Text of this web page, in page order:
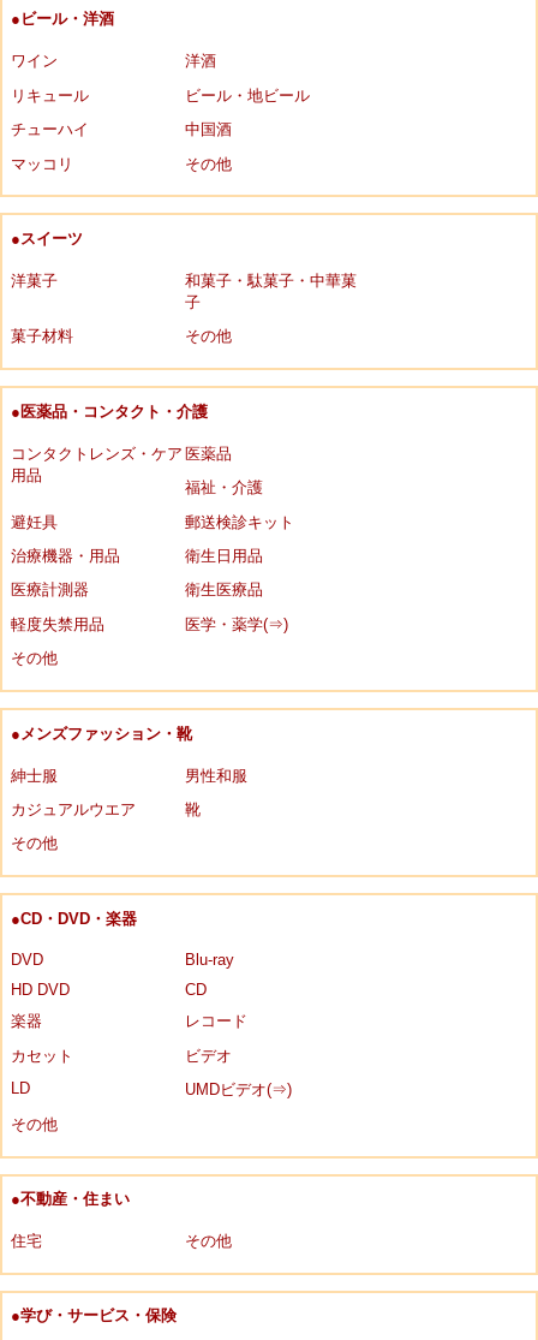
●ビール・洋酒
ワイン
洋酒
リキュール
ビール・地ビール
チューハイ
中国酒
マッコリ
その他
●スイーツ
洋菓子
和菓子・駄菓子・中華菓
子
菓子材料
その他
●医薬品・コンタクト・介護
コンタクトレンズ・ケア
用品
医薬品
福祉・介護
避妊具
郵送検診キット
治療機器・用品
衛生日用品
医療計測器
衛生医療品
軽度失禁用品
医学・薬学(⇒)
その他
●メンズファッション・靴
紳士服
男性和服
カジュアルウエア
靴
その他
●CD・DVD・楽器
DVD
Blu-ray
HD DVD
CD
楽器
レコード
カセット
ビデオ
LD
UMDビデオ(⇒)
その他
●不動産・住まい
住宅 その他
●学び・サービス・保険